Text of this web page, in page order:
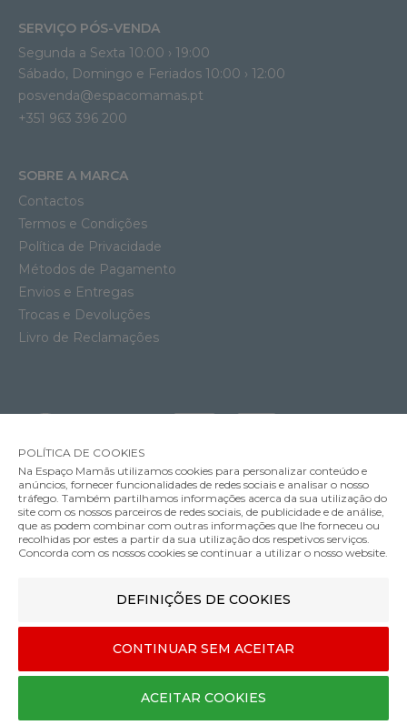
Carrinho de Bebé YOYO 3 White Stokke com Color Pack 6+
349.00€
Cor
SERVIÇO PÓS-VENDA
Segunda a Sexta 10:00 › 19:00
Sábado, Domingo e Feriados 10:00 › 12:00
posvenda@espacomamas.pt
+351 963 396 200
SOBRE A MARCA
Contactos
Termos e Condições
Política de Privacidade
Métodos de Pagamento
Envios e Entregas
Trocas e Devoluções
Livro de Reclamações
MÉTODOS DE ENVIO
MÉTODOS DE PAGAMENTO
Designed & developed by
©Espaço mamãs. Todos os direitos reservados
POLÍTICA DE COOKIES
Na Espaço Mamãs utilizamos cookies para personalizar conteúdo e
anúncios, fornecer funcionalidades de redes sociais e analisar o nosso
tráfego. Também partilhamos informações acerca da sua utilização do
site com os nossos parceiros de redes sociais, de publicidade e de análise,
que as podem combinar com outras informações que lhe forneceu ou
recolhidas por estes a partir da sua utilização dos respetivos serviços.
Concorda com os nossos cookies se continuar a utilizar o nosso website.
DEFINIÇÕES DE COOKIES
CONTINUAR SEM ACEITAR
ACEITAR COOKIES